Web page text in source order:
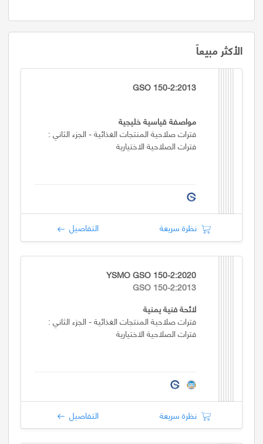
الأكثر مبيعاً
GSO 150-2:2013
مواصفة قياسية خليجية
فترات صلاحية المنتجات الغذائية - الجزء الثاني :
فترات الصلاحية الاختيارية
نظرة سريعة التفاصيل
YSMO GSO 150-2:2020
GSO 150-2:2013
لائحة فنية يمنية
فترات صلاحية المنتجات الغذائية - الجزء الثاني :
فترات الصلاحية الاختيارية
نظرة سريعة التفاصيل